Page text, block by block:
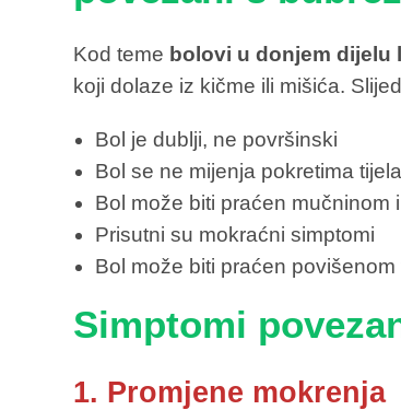
Kod teme bolovi u donjem dijelu
koji dolaze iz kičme ili mišića.
Bol je dublji, ne površinski
Bol se ne mijenja pokretima tijela
Bol može biti praćen mučninom
Prisutni su mokraćni simptomi
Bol može biti praćen
Simptomi
1. Promjene mokrenja